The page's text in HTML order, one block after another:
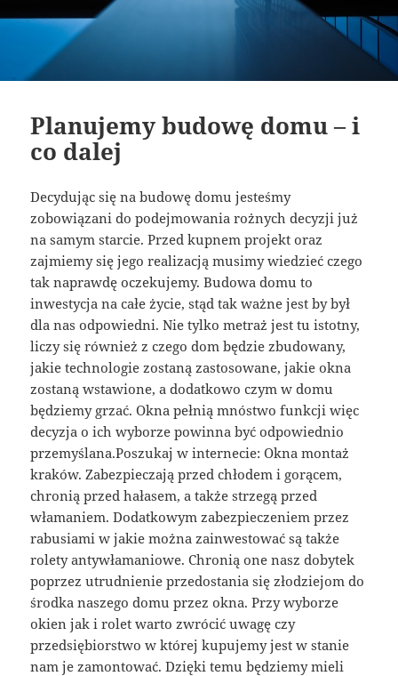
Planujemy budowę domu – i
co dalej
Decydując się na budowę domu jesteśmy
zobowiązani do podejmowania rożnych decyzji już
na samym starcie. Przed kupnem projekt oraz
zajmiemy się jego realizacją musimy wiedzieć czego
tak naprawdę oczekujemy. Budowa domu to
inwestycja na całe życie, stąd tak ważne jest by był
dla nas odpowiedni. Nie tylko metraż jest tu istotny,
liczy się również z czego dom będzie zbudowany,
jakie technologie zostaną zastosowane, jakie okna
zostaną wstawione, a dodatkowo czym w domu
będziemy grzać. Okna pełnią mnóstwo funkcji więc
decyzja o ich wyborze powinna być odpowiednio
przemyślana.Poszukaj w internecie: Okna montaż
kraków. Zabezpieczają przed chłodem i gorącem,
chronią przed hałasem, a także strzegą przed
włamaniem. Dodatkowym zabezpieczeniem przez
rabusiami w jakie można zainwestować są także
rolety antywłamaniowe. Chronią one nasz dobytek
poprzez utrudnienie przedostania się złodziejom do
środka naszego domu przez okna. Przy wyborze
okien jak i rolet warto zwrócić uwagę czy
przedsiębiorstwo w której kupujemy jest w stanie
nam je zamontować. Dzięki temu będziemy mieli